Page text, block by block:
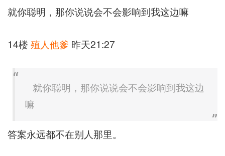
就你聪明，那你说说会不会影响到我这边嘛
14楼 殖人他爹 昨天21:27
就你聪明，那你说说会不会影响到我这边
嘛
答案永远都不在别人那里。